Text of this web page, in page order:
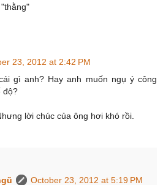
23, 2012 at 2:42 PM
gì anh? Hay anh muốn ngụ ý công
độ?
lời chúc của ông hơi khó rồi.
October 23, 2012 at 5:19 PM